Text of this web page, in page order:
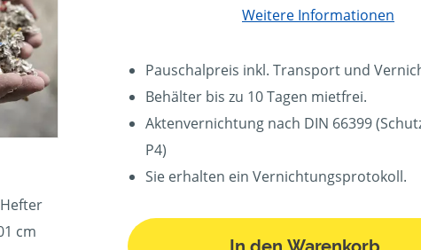
cm
Weitere Informationen
Pauschalpreis inkl. Transport und
Behälter bis zu 10 Tagen mietfrei.
Aktenvernichtung nach DIN 66399
P4)
Sie erhalten ein Vernichtungsprotokoll.